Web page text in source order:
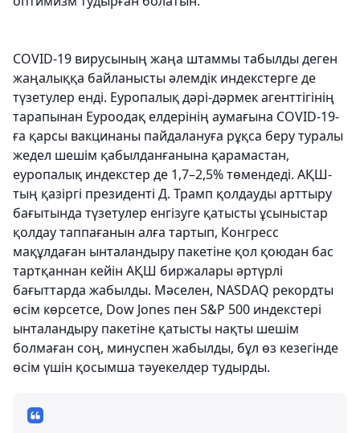
COVID-19 вирусының жаңа штаммы табылды деген
жаңалыққа байланысты әлемдік индекстерге де
түзетулер енді. Еуропалық дәрі-дәрмек агенттігінің
тарапынан Еуроодақ елдерінің аумағына COVID-19-
ға қарсы вакцинаны пайдалануға рұқса беру туралы
жедел шешім қабылданғанына қарамастан,
еуропалық индекстер де 1,7–2,5% төмендеді. АҚШ-
тың қазіргі президенті Д. Трамп қолдауды арттыру
бағытында түзетулер енгізуге қатысты ұсыныстар
қолдау таппағанын алға тартып, Конгресс
мақұлдаған ынталандыру пакетіне қол қоюдан бас
тартқаннан кейін АҚШ биржалары әртүрлі
бағыттарда жабылды. Мәселен, NASDAQ рекордты
өсім көрсетсе, Dow Jones пен S&P 500 индекстері
ынталандыру пакетіне қатысты нақты шешім
болмаған соң, минуспен жабылды, бұл өз кезегінде
өсім үшін қосымша тәуекелдер тудырды.